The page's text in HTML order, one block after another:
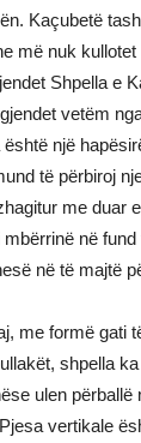
Kaçubetë
më nuk
Shpella e
vetëm
një
të përbiroj
me duar
në
në të majtë
me formë gati
shpella
ulen përballë
vertikale